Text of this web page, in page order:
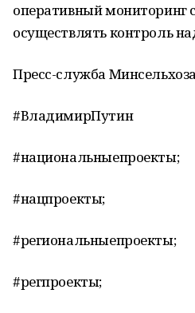
оперативный мониторинг
осуществлять контроль
Пресс-служба
#ВладимирПутин
#национальныепроекты;
#нацпроекты;
#региональныепроекты;
#регпроекты;